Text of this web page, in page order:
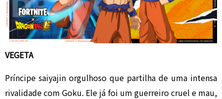
VEGETA
Príncipe saiyajin orgulhoso que partilha de uma intensa
rivalidade com Goku. Ele já foi um guerreiro cruel e mau,